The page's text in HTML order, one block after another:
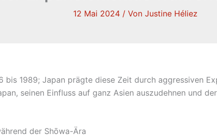
12 Mai 2024 / Von Justine Héliez
bis 1989; Japan prägte diese Zeit durch aggressiven
seinen Einfluss auf ganz Asien auszudehnen und
der Shōwa-Ära